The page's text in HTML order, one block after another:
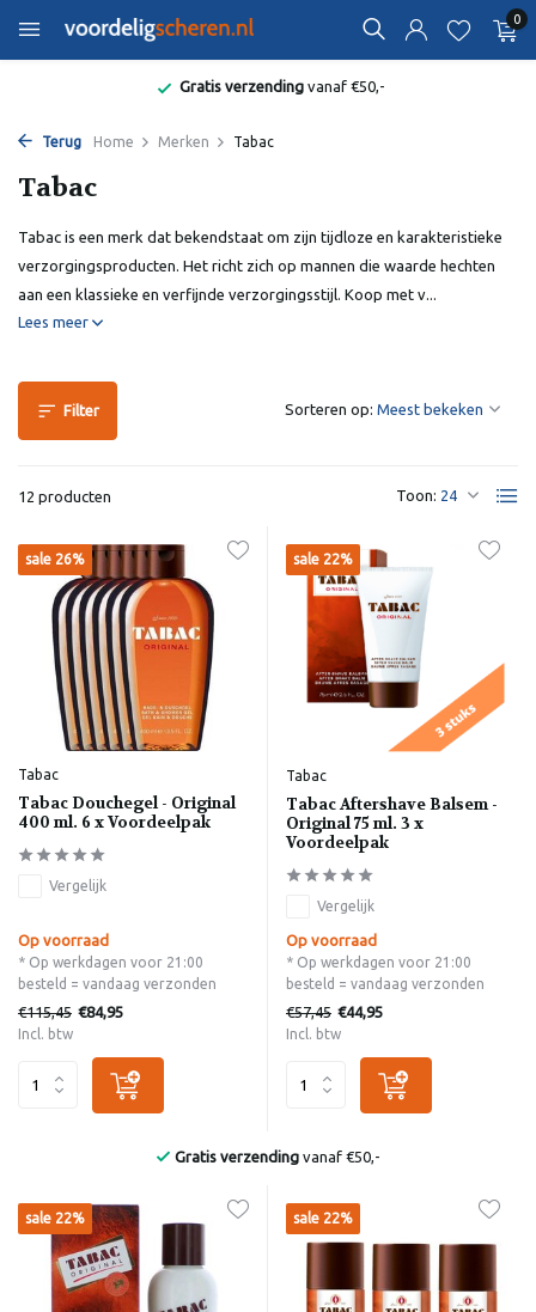
0
Gratis verzendingvanaf €50,-
Terug Home Merken Tabac
Tabac
Tabac is een merk dat bekendstaat om zijn tijdloze en karakteristieke
verzorgingsproducten. Het richt zich op mannen die waarde hechten
aan een klassieke en verfijnde verzorgingsstijl. Koop met v...
Lees meer
Filter
12 producten Toon:
Sorteren op:
sale 26%
Tabac
Tabac Douchegel - Original
400 ml. 6 x Voordeelpak
Vergelijk
Op voorraad
* Op werkdagen voor 21:00
besteld = vandaag verzonden
€115,45 €84,95
Incl. btw
sale 22%
Tabac
Tabac Aftershave Balsem -
Original 75 ml. 3 x
Voordeelpak
Vergelijk
Op voorraad
* Op werkdagen voor 21:00
besteld = vandaag verzonden
€57,45 €44,95
Incl. btw
Bekend van de Radio
sale 22% sale 22%